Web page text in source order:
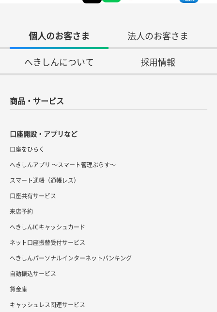
個人のお客さま
法人のお客さま
へきしんについて
採用情報
商品・サービス
口座開設・アプリなど
口座をひらく
へきしんアプリ ～スマート管理ぷらす～
スマート通帳（通帳レス）
口座共有サービス
来店予約
へきしんICキャッシュカード
ネット口座振替受付サービス
へきしんパーソナルインターネットバンキング
自動振込サービス
貸金庫
キャッシュレス関連サービス